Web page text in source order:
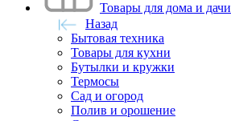
Товары для дома и дачи
Назад
Бытовая техника
Товары для кухни
Бутылки и кружки
Термосы
Сад и огород
Полив и орошение